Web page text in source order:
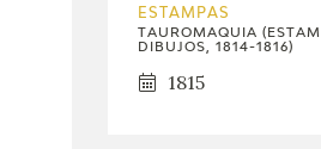
ESTAMPAS
TAUROMAQUIA
DIBUJOS, 1814-1816)
1815